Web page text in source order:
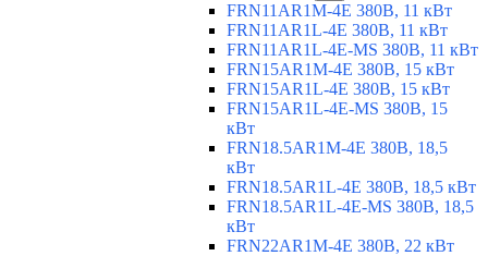
FRN11AR1M-4E 380В, 11 кВт
FRN11AR1L-4E 380В, 11 кВт
FRN11AR1L-4E-MS 380В, 11 кВт
FRN15AR1M-4E 380В, 15 кВт
FRN15AR1L-4E 380В, 15 кВт
FRN15AR1L-4E-MS 380В, 15
кВт
FRN18.5AR1M-4E 380В, 18,5
кВт
FRN18.5AR1L-4E 380В, 18,5 кВт
FRN18.5AR1L-4E-MS 380В, 18,5
кВт
FRN22AR1M-4E 380В, 22 кВт